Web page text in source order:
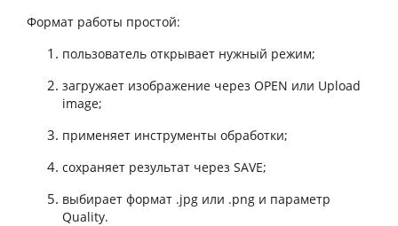
Формат работы простой:
пользователь открывает нужный режим;
загружает изображение через OPEN или Upload
image;
применяет инструменты обработки;
сохраняет результат через SAVE;
выбирает формат .jpg или .png и параметр
Quality.